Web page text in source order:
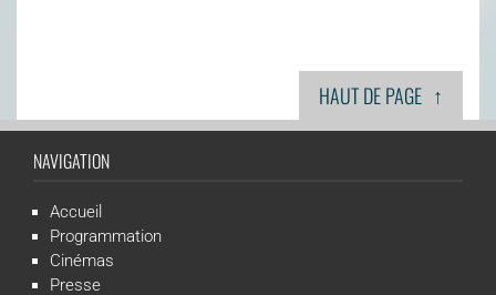
HAUT DE PAGE ↑
NAVIGATION
Accueil
Programmation
Cinémas
Presse